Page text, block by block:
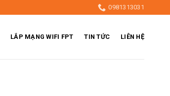
0981313031
LẮP MẠNG WIFI FPT TIN TỨC LIÊN HỆ